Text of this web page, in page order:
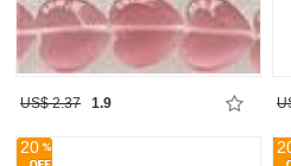
US$ 2.37 1.9
20